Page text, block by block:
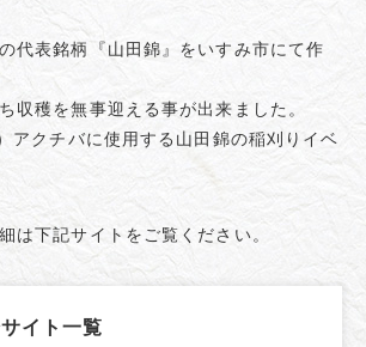
代表銘柄『山田錦』をいすみ市にて作
収穫を無事迎える事が出来ました。
アクチバに使用する山田錦の稲刈りイベ
は下記サイトをご覧ください。
イト一覧